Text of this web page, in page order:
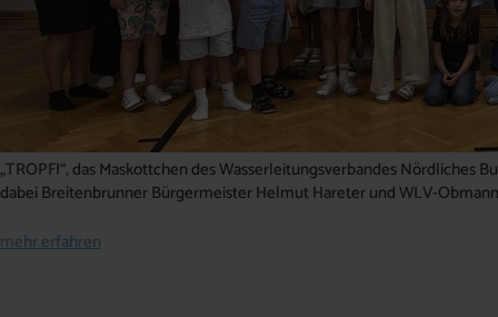
„TROPFI“, das Maskottchen des Wasserleitungsverbandes
dabei Breitenbrunner Bürgermeister Helmut Hareter und WLV-
mehr erfahren